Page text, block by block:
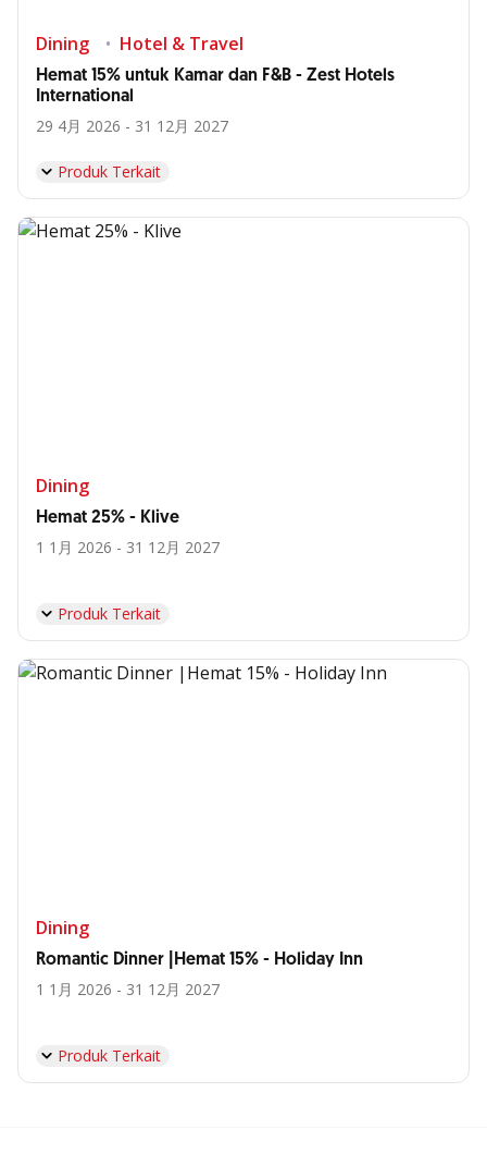
Dining Hotel & Travel
Hemat 15% untuk Kamar dan F&B - Zest Hotels
International
29 4月 2026 - 31 12月 2027
Produk Terkait
Dining
Hemat 25% - Klive
1 1月 2026 - 31 12月 2027
Produk Terkait
Dining
Romantic Dinner |Hemat 15% - Holiday Inn
1 1月 2026 - 31 12月 2027
Produk Terkait